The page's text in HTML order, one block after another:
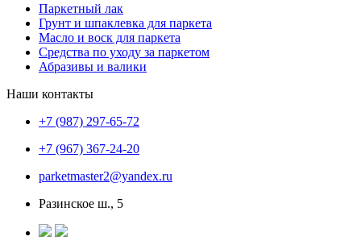
Паркетный лак
Грунт и шпаклевка для паркета
Масло и воск для паркета
Средства по уходу за паркетом
Абразивы и валики
Наши контакты
+7 (987) 297-65-72
+7 (967) 367-24-20
parketmaster2@yandex.ru
Разинское ш., 5